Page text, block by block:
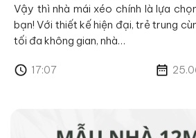
Vậy thì nhà mái xéo chính là lựa
bạn! Với thiết kế hiện đại, trẻ trung
tối đa không gian, nhà…
17:07